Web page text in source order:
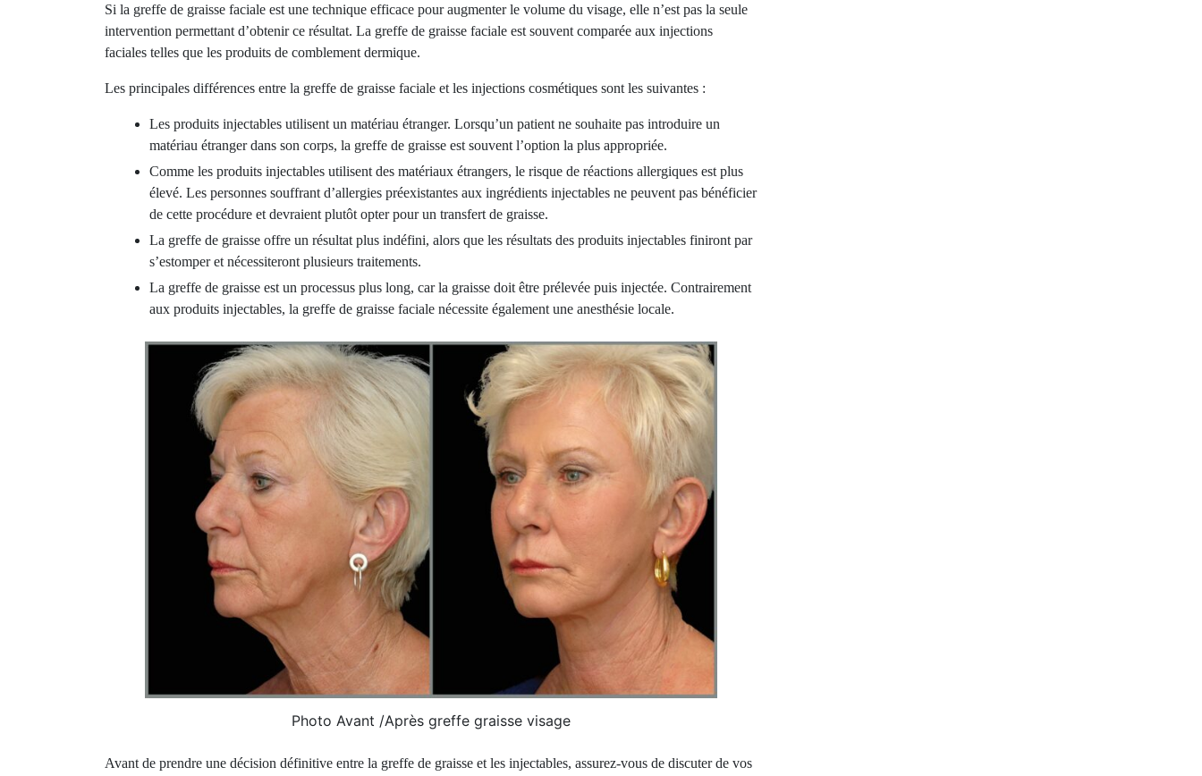
Si la greffe de graisse faciale est une technique efficace pour augmenter le volume du visage, elle n’est pas la seule
intervention permettant d’obtenir ce résultat. La greffe de graisse faciale est souvent comparée aux injections
faciales telles que les produits de comblement dermique.
Les principales différences entre la greffe de graisse faciale et les injections cosmétiques sont les suivantes :
Les produits injectables utilisent un matériau étranger. Lorsqu’un patient ne souhaite pas introduire un
matériau étranger dans son corps, la greffe de graisse est souvent l’option la plus appropriée.
Comme les produits injectables utilisent des matériaux étrangers, le risque de réactions allergiques est plus
élevé. Les personnes souffrant d’allergies préexistantes aux ingrédients injectables ne peuvent pas bénéficier
de cette procédure et devraient plutôt opter pour un transfert de graisse.
La greffe de graisse offre un résultat plus indéfini, alors que les résultats des produits injectables finiront par
s’estomper et nécessiteront plusieurs traitements.
La greffe de graisse est un processus plus long, car la graisse doit être prélevée puis injectée. Contrairement
aux produits injectables, la greffe de graisse faciale nécessite également une anesthésie locale.
Photo Avant /Après greffe graisse visage
Avant de prendre une décision définitive entre la greffe de graisse et les injectables, assurez-vous de discuter de vos